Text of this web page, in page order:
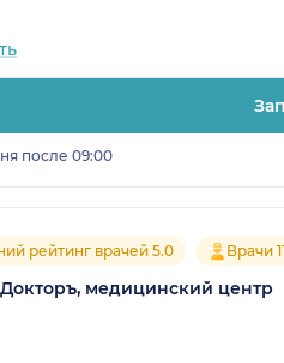
после 09:00
рейтинг врачей 5.0 Врачи
медицинский центр